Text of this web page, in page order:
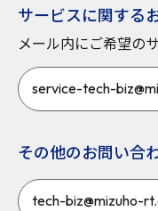
サービスに関する
メール内にご希望の
service-tech-
その他のお問い合
tech-biz@mizuho-